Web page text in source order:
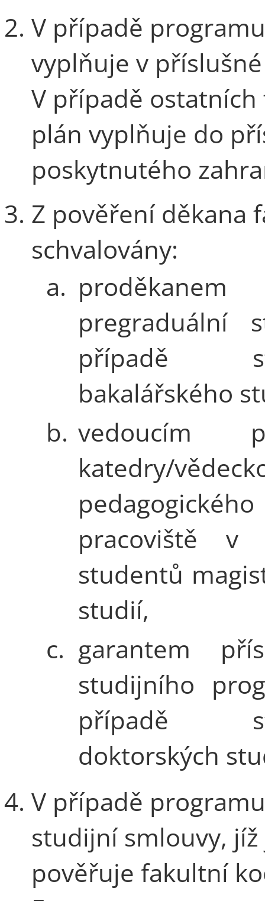
V případě
vyplňuje v
V případě
plán vyplňuje do
poskytnutého
Z pověření děkana
schvalovány:
a.
pregraduální
případě
bakalářského
b. vedoucím
katedry/
pedagogického
pracoviště v
studentů
studií,
c. garantem
studijního
případě
doktorských
V případě
studijní smlouvy,
pověřuje fakultní